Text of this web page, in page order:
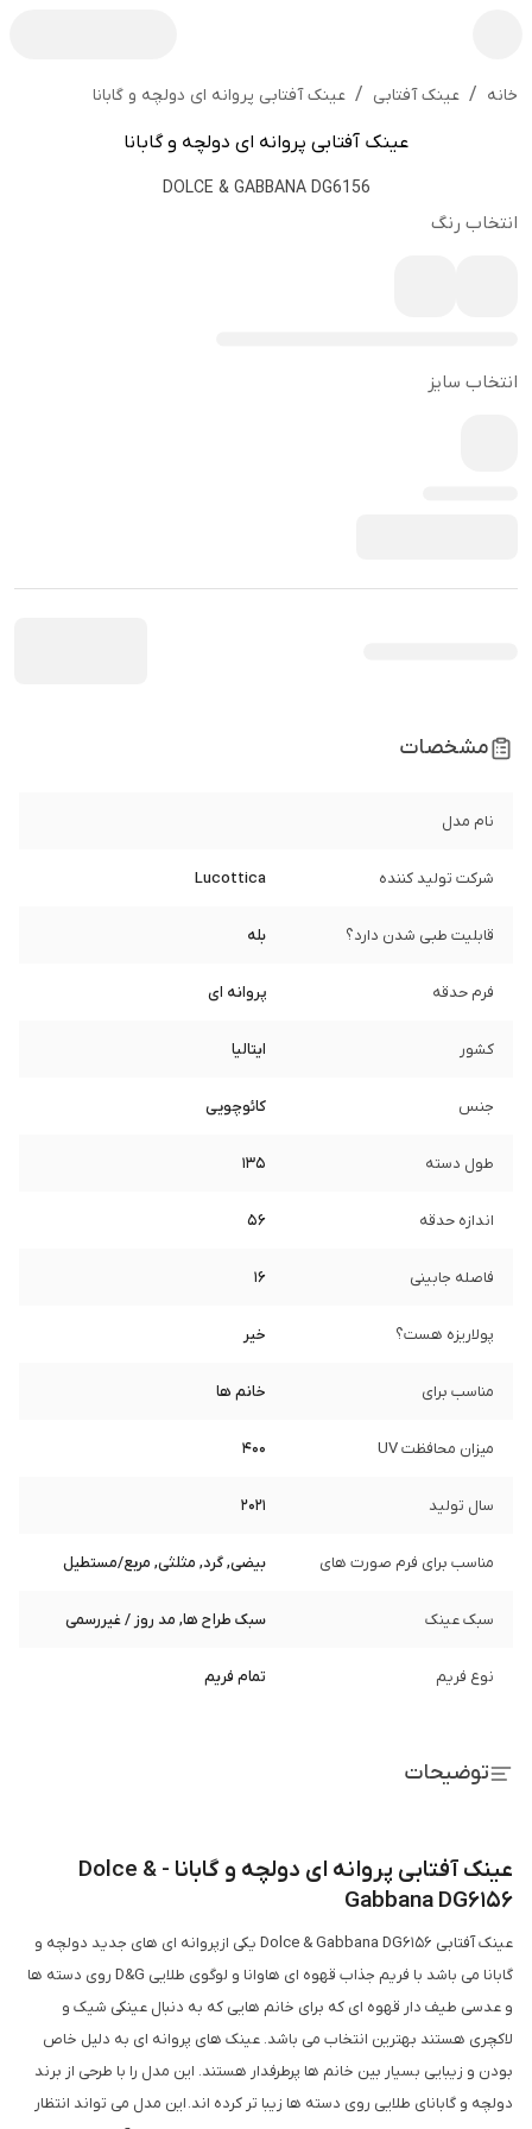
خانه / عینک آفتابی / عینک آفتابی پروانه ای دولچه و گابانا
عینک آفتابی پروانه ای دولچه و گابانا
DOLCE & GABBANA DG6156
انتخاب رنگ
انتخاب سایز
مشخصات
نام مدل
شرکت تولید کننده Lucottica
قابلیت طبی شدن دارد؟ بله
فرم حدقه پروانه ای
کشور ایتالیا
جنس کائوچویی
طول دسته 135
اندازه حدقه 56
فاصله جابینی 16
پولاریزه هست؟ خیر
مناسب برای خانم ها
میزان محافظت UV 400
سال تولید 2021
مناسب برای فرم صورت های بیضی, گرد, مثلثی, مربع/مستطیل
سبک عینک سبک طراح ها, مد روز / غیررسمی
نوع فریم تمام فریم
توضیحات
عینک آفتابی پروانه ای دولچه و گابانا - Dolce &
Gabbana DG6156
عینک آفتابی Dolce & Gabbana DG6156 یکی ازپروانه ای های جدید دولچه و
گابانا می باشد با فریم جذاب قهوه ای هاوانا و لوگوی طلایی D&G روی دسته ها
و عدسی طیف دار قهوه ای که برای خانم هایی که به دنبال عینکی شیک و
لاکچری هستند بهترین انتخاب می باشد. عینک های پروانه ای به دلیل خاص
بودن و زیبایی بسیار بین خانم ها پرطرفدار هستند. این مدل را با طرحی از برند
دولچه و گابانای طلایی روی دسته ها زیبا تر کرده اند. این مدل می تواند انتظار